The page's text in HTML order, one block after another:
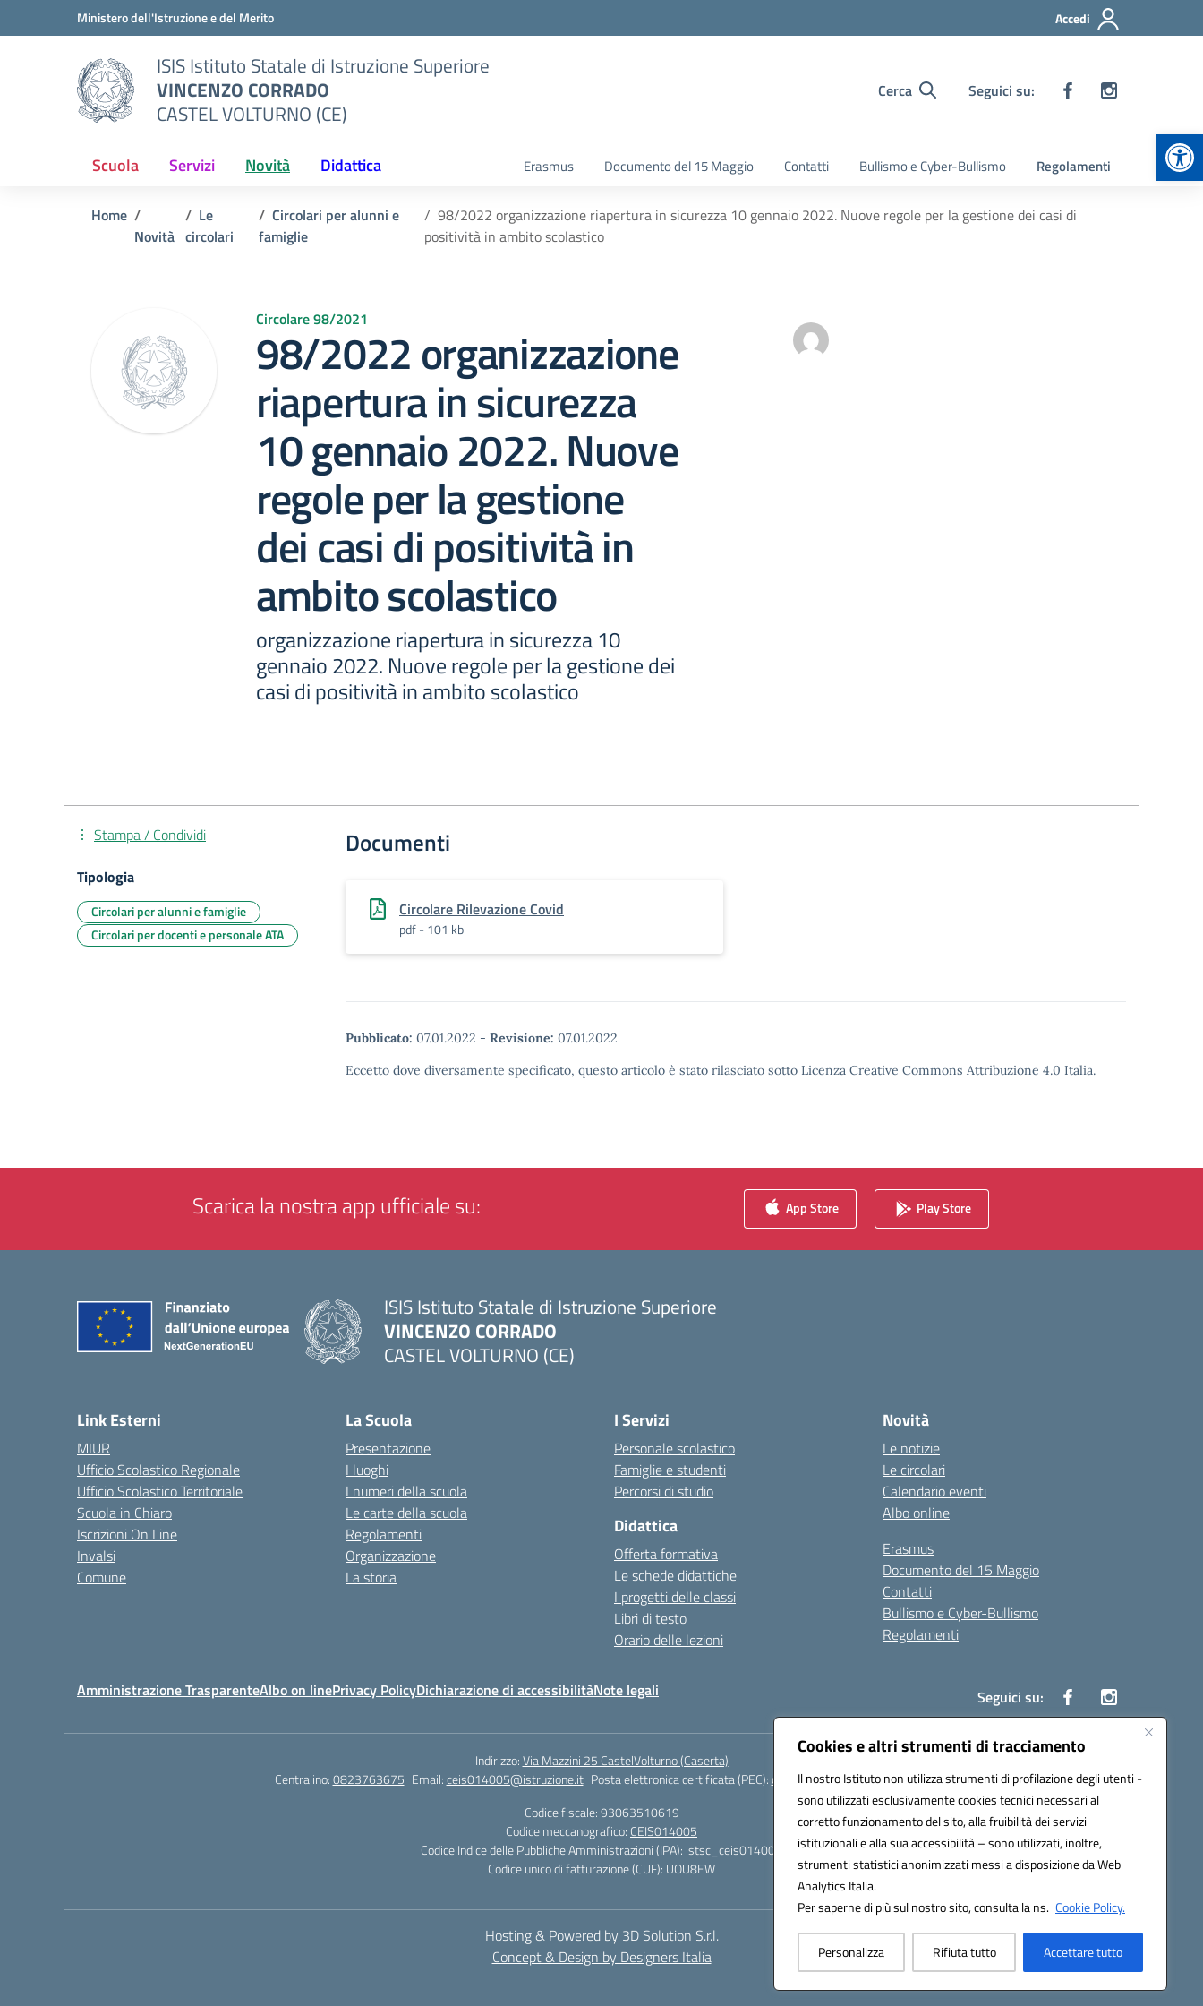
Cookies e altri strumenti di tracciamento
Il nostro Istituto non utilizza strumenti di profilazione degli utenti -
sono utilizzati esclusivamente cookies tecnici necessari al
corretto funzionamento del sito, alla fruibilità dei servizi
istituzionali e alla sua accessibilità – sono utilizzati, inoltre,
strumenti statistici anonimizzati messi a disposizione da Web
Analytics Italia.
Per saperne di più sul nostro sito, consulta la ns. Cookie Policy.
Personalizza Rifiuta tutto Accettare tutto
Vai ai contenuti
Vai al menu di navigazioneMinistero dell'Istruzione e del Merito Accedi
ISIS Istituto Statale di Istruzione Superiore
VINCENZO CORRADO
CASTEL VOLTURNO (CE)
Cerca Seguici su:
Scuola Servizi Novità Didattica Erasmus Documento del 15 Maggio Contatti Bullismo e Cyber-Bullismo Regolamenti
Home
Novità
Le
circolari
Circolari per alunni e
famiglie
98/2022 organizzazione riapertura in sicurezza 10 gennaio 2022. Nuove regole per la gestione dei casi di
positività in ambito scolastico
Circolare 98/2021
98/2022 organizzazione
riapertura in sicurezza
10 gennaio 2022. Nuove
regole per la gestione
dei casi di positività in
ambito scolastico
organizzazione riapertura in sicurezza 10
gennaio 2022. Nuove regole per la gestione dei
casi di positività in ambito scolastico
Documenti
Circolare Rilevazione Covid
pdf - 101 kb
Pubblicato: 07.01.2022 - Revisione: 07.01.2022
Eccetto dove diversamente specificato, questo articolo è stato rilasciato sotto Licenza Creative Commons Attribuzione 4.0 Italia.
Stampa / Condividi
Tipologia
Circolari per alunni e famiglie
Circolari per docenti e personale ATA
Scarica la nostra app ufficiale su: App Store Play Store
ISIS Istituto Statale di Istruzione Superiore
VINCENZO CORRADO
CASTEL VOLTURNO (CE)
Link Esterni
MIUR
Ufficio Scolastico Regionale
Ufficio Scolastico Territoriale
Scuola in Chiaro
Iscrizioni On Line
Invalsi
Comune
La Scuola
Presentazione
I luoghi
I numeri della scuola
Le carte della scuola
Regolamenti
Organizzazione
La storia
I Servizi
Personale scolastico
Famiglie e studenti
Percorsi di studio
Didattica
Offerta formativa
Le schede didattiche
I progetti delle classi
Libri di testo
Orario delle lezioni
Novità
Le notizie
Le circolari
Calendario eventi
Albo online
Erasmus
Documento del 15 Maggio
Contatti
Bullismo e Cyber-Bullismo
Regolamenti
Amministrazione TrasparenteAlbo on linePrivacy PolicyDichiarazione di accessibilitàNote legali Seguici su:
Indirizzo:Via Mazzini 25 CastelVolturno (Caserta)
Centralino:0823763675 Email:ceis014005@istruzione.it Posta elettronica certificata (PEC):ceis014005@pec.istruzione.it
Codice fiscale: 93063510619
Codice meccanografico: CEIS014005
Codice Indice delle Pubbliche Amministrazioni (IPA): istsc_ceis014005
Codice unico di fatturazione (CUF): UOU8EW
Hosting & Powered by 3D Solution S.r.l.
Concept & Design by Designers Italia